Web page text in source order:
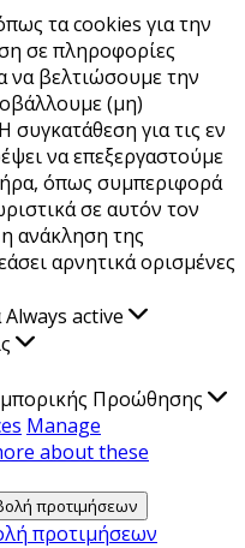
τα cookies για την
σε πληροφορίες
να βελτιώσουμε την
(μη)
συγκατάθεση για τις εν
να επεξεργαστούμε
όπως συμπεριφορά
σε αυτόν τον
ανάκληση της
αρνητικά ορισμένες
Always active
Προώθησης
Manage
about these
προτιμήσεων
προτιμήσεων